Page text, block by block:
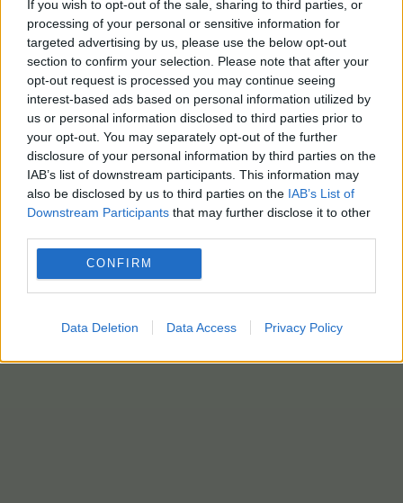
If you wish to opt-out of the sale, sharing to third parties, or
processing of your personal or sensitive information for
targeted advertising by us, please use the below opt-out
section to confirm your selection. Please note that after your
opt-out request is processed you may continue seeing
interest-based ads based on personal information utilized by
us or personal information disclosed to third parties prior to
your opt-out. You may separately opt-out of the further
disclosure of your personal information by third parties on the
IAB’s list of downstream participants. This information may
also be disclosed by us to third parties on the IAB’s List of
Downstream Participants that may further disclose it to other
CONFIRM
Data Deletion Data Access Privacy Policy